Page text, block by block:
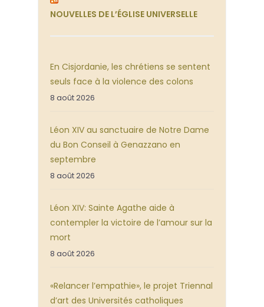
NOUVELLES DE L’ÉGLISE UNIVERSELLE
En Cisjordanie, les chrétiens se sentent
seuls face à la violence des colons
8 août 2026
Léon XIV au sanctuaire de Notre Dame
du Bon Conseil à Genazzano en
septembre
8 août 2026
Léon XIV: Sainte Agathe aide à
contempler la victoire de l’amour sur la
mort
8 août 2026
«Relancer l’empathie», le projet Triennal
d’art des Universités catholiques